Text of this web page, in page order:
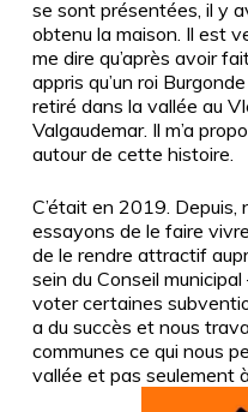
se sont présentées, il y
obtenu la maison. Il est
me dire qu’après avoir
appris qu’un roi
retiré dans la vallée au
Valgaudemar. Il m’a
autour de cette histoire.
C’était en 2019. Depuis,
essayons de le faire
de le rendre attractif
sein du Conseil
voter certaines
a du succès et nous
communes ce qui nous
vallée et pas seulement